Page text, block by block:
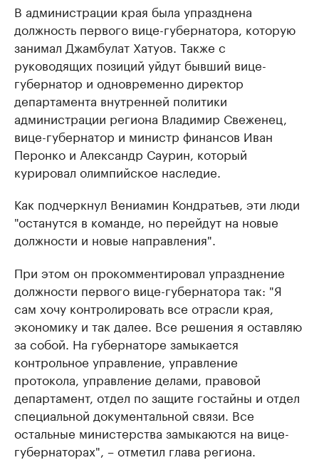
​В администрации края была упразднена
должность первого вице-губернатора, которую
занимал Джамбулат Хатуов. Также с
руководящих позиций уйдут бывший вице-
губернатор и одновременно директор
департамента внутренней политики
администрации региона Владимир Свеженец,
вице-губернатор и министр финансов Иван
Перонко и Александр Саурин, который
курировал олимпийское наследие.
Как подчеркнул Вениамин Кондратьев, эти люди
"останутся в команде, но перейдут на новые
должности и новые направления".
При этом он прокомментировал упразднение
должности первого вице-губернатора так: "Я
сам хочу контролировать все отрасли края,
экономику и так далее. Все решения я оставляю
за собой. На губернаторе замыкается
контрольное управление, управление
протокола, управление делами, правовой
департамент, отдел по защите гостайны и отдел
специальной документальной связи. Все
остальные министерства замыкаются на вице-
губернаторах", – отметил глава региона.